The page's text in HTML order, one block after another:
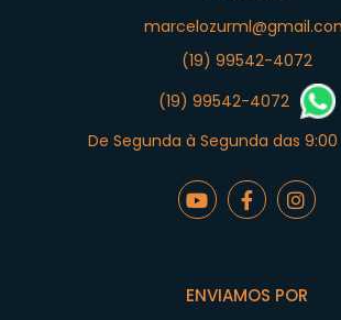
(19) 99542-4072
(19) 99542-4072
De Segunda à Segunda das 9:00
ENVIAMOS POR